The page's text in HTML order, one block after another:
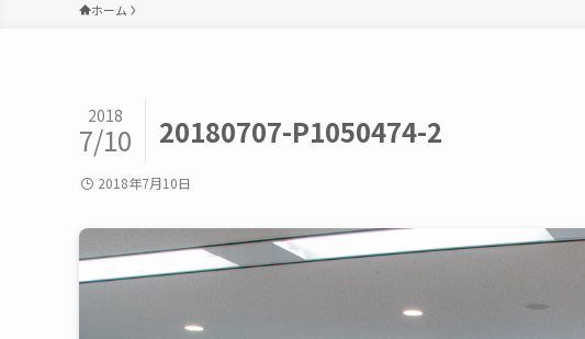
ホーム
20180707-P1050474-2
2018
7/10
2018年7月10日